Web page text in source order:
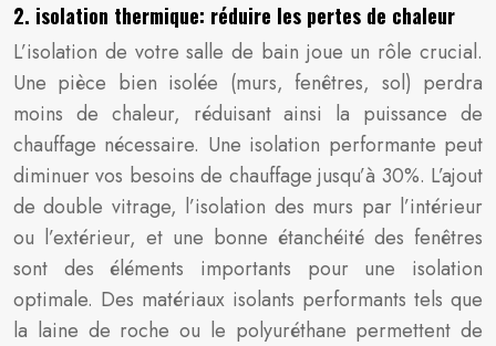
2. isolation thermique: réduire les pertes de chaleur
L’isolation de votre salle de bain joue un rôle crucial.
Une pièce bien isolée (murs, fenêtres, sol) perdra
moins de chaleur, réduisant ainsi la puissance de
chauffage nécessaire. Une isolation performante peut
diminuer vos besoins de chauffage jusqu’à 30%. L’ajout
de double vitrage, l’isolation des murs par l’intérieur
ou l’extérieur, et une bonne étanchéité des fenêtres
sont des éléments importants pour une isolation
optimale. Des matériaux isolants performants tels que
la laine de roche ou le polyuréthane permettent de